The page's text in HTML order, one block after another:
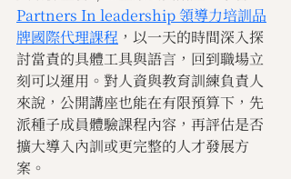
Partners In leadership 領導力培訓品
牌國際代理課程 ，以一天的時間深入探
討當責的具體工具與語言，回到職場立
刻可以運用。對人資與教育訓練負責人
來說，公開講座也能在有限預算下，先
派種子成員體驗課程內容，再評估是否
擴大導入內訓或更完整的人才發展方
案。